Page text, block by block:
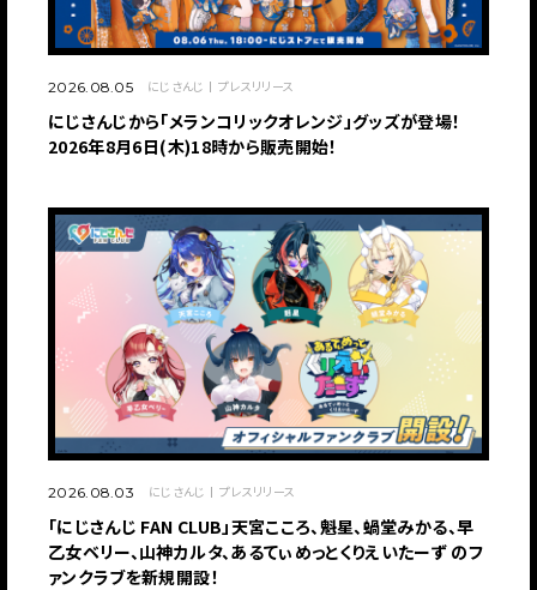
2026.08.05 にじさんじ プレスリリース
にじさんじから「メランコリックオレンジ」グッズが登場！
2026年8月6日(木)18時から販売開始！
2026.08.03 にじさんじ プレスリリース
「にじさんじ FAN CLUB」天宮こころ、魁星、蝸堂みかる、早
乙女ベリー、山神カルタ、あるてぃめっとくりえいたーず のフ
ァンクラブを新規開設！